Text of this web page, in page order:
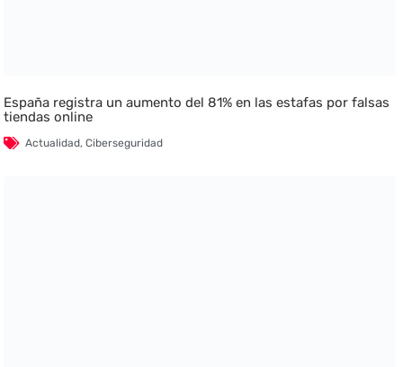
España registra un aumento del 81% en las estafas por falsas
tiendas online
Actualidad,Ciberseguridad